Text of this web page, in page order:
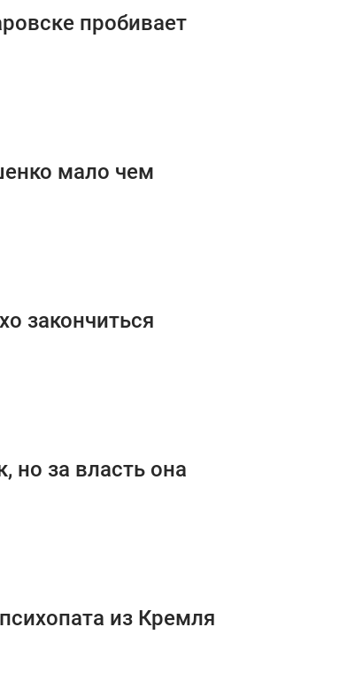
пробивает
мало чем
закончиться
но за власть она
из Кремля